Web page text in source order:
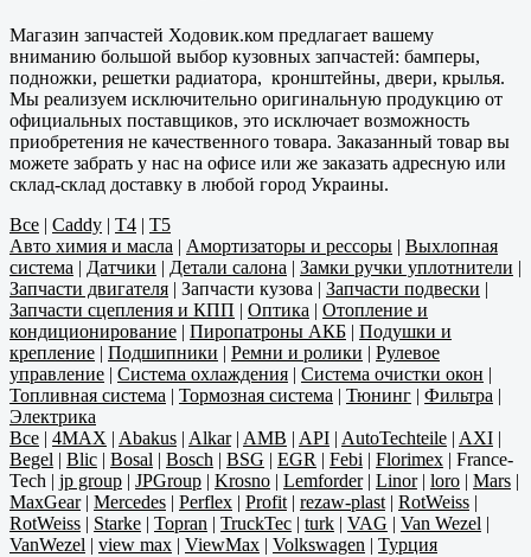
Магазин запчастей Ходовик.ком предлагает вашему
вниманию большой выбор кузовных запчастей: бамперы,
подножки, решетки радиатора, кронштейны, двери, крылья.
Мы реализуем исключительно оригинальную продукцию от
официальных поставщиков, это исключает возможность
приобретения не качественного товара. Заказанный товар вы
можете забрать у нас на офисе или же заказать адресную или
склад-склад доставку в любой город Украины.
Все | Caddy | T4 | T5
Авто химия и масла | Амортизаторы и рессоры | Выхлопная
система | Датчики | Детали салона | Замки ручки уплотнители |
Запчасти двигателя | Запчасти кузова | Запчасти подвески |
Запчасти сцепления и КПП | Оптика | Отопление и
кондиционирование | Пиропатроны АКБ | Подушки и
крепление | Подшипники | Ремни и ролики | Рулевое
управление | Система охлаждения | Система очистки окон |
Топливная система | Тормозная система | Тюнинг | Фильтра |
Электрика
Все | 4MAX | Abakus | Alkar| AMB | API | AutoTechteile | AXI |
Begel | Blic | Bosal | Bosch | BSG | EGR | Febi | Florimex | France-
Tech | jp group | JPGroup | Krosno | Lemforder| Linor| loro | Mars |
MaxGear| Mercedes | Perflex | Profit | rezaw-plast | RotWeiss |
RotWeiss | Starke | Topran | TruckTec | turk | VAG | Van Wezel |
VanWezel | view max | ViewMax | Volkswagen | Турция